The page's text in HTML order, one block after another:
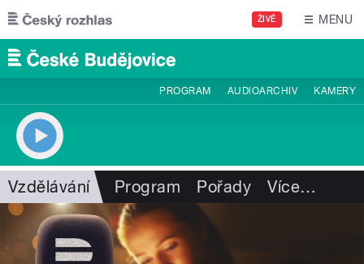
Přejít k hlavnímu obsahu
ŽIVĚ MENU
PROGRAM AUDIOARCHIV KAMERY
Vzdělávání Program Pořady Více…